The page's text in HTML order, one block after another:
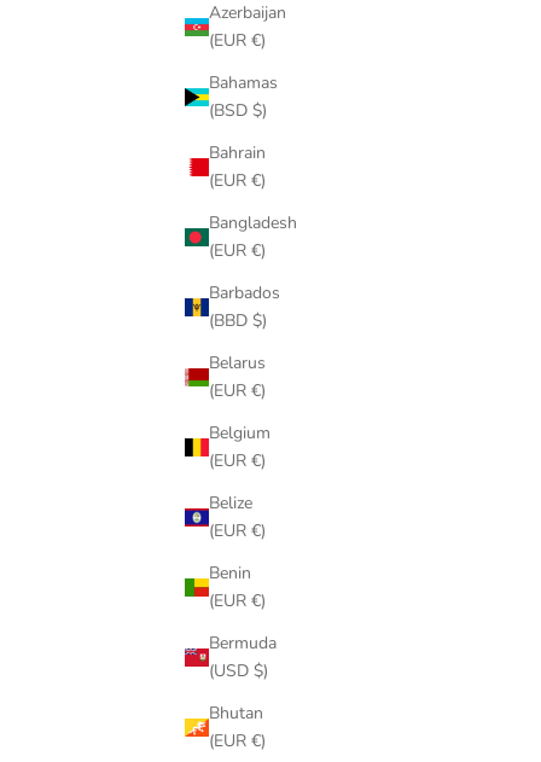
Azerbaijan
(EUR €)
Bahamas
(BSD $)
Bahrain
(EUR €)
Bangladesh
(EUR €)
Barbados
(BBD $)
Belarus
(EUR €)
Belgium
(EUR €)
Belize
(EUR €)
Benin
(EUR €)
Bermuda
(USD $)
Bhutan
(EUR €)